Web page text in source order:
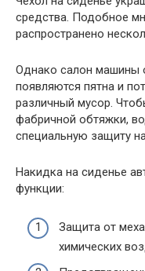
средства. Подобное
распространено
Однако салон машины
появляются пятна и
различный мусор.
фабричной обтяжки,
специальную защиту
Накидка на сиденье
функции:
Защита от
химических